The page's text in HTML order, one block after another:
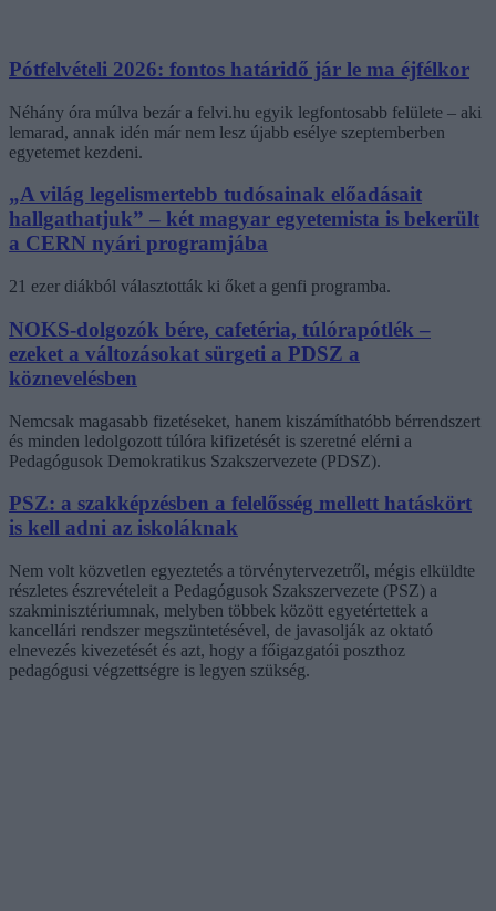
Pótfelvételi 2026: fontos határidő jár le ma éjfélkor
Néhány óra múlva bezár a felvi.hu egyik legfontosabb felülete – aki
lemarad, annak idén már nem lesz újabb esélye szeptemberben
egyetemet kezdeni.
„A világ legelismertebb tudósainak előadásait
hallgathatjuk” – két magyar egyetemista is bekerült
a CERN nyári programjába
21 ezer diákból választották ki őket a genfi programba.
NOKS-dolgozók bére, cafetéria, túlórapótlék –
ezeket a változásokat sürgeti a PDSZ a
köznevelésben
Nemcsak magasabb fizetéseket, hanem kiszámíthatóbb bérrendszert
és minden ledolgozott túlóra kifizetését is szeretné elérni a
Pedagógusok Demokratikus Szakszervezete (PDSZ).
PSZ: a szakképzésben a felelősség mellett hatáskört
is kell adni az iskoláknak
Nem volt közvetlen egyeztetés a törvénytervezetről, mégis elküldte
részletes észrevételeit a Pedagógusok Szakszervezete (PSZ) a
szakminisztériumnak, melyben többek között egyetértettek a
kancellári rendszer megszüntetésével, de javasolják az oktató
elnevezés kivezetését és azt, hogy a főigazgatói poszthoz
pedagógusi végzettségre is legyen szükség.